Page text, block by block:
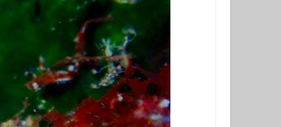
飛び込み
高齢でも
ダイビング
家族 学生
夫婦